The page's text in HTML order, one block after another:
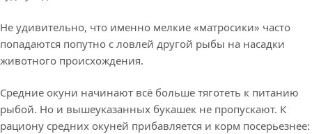
Не удивительно, что именно мелкие «матросики» часто
попадаются попутно с ловлей другой рыбы на насадки
животного происхождения.
Средние окуни начинают всё больше тяготеть к питанию
рыбой. Но и вышеуказанных букашек не пропускают. К
рациону средних окуней прибавляется и корм посерьезнее: